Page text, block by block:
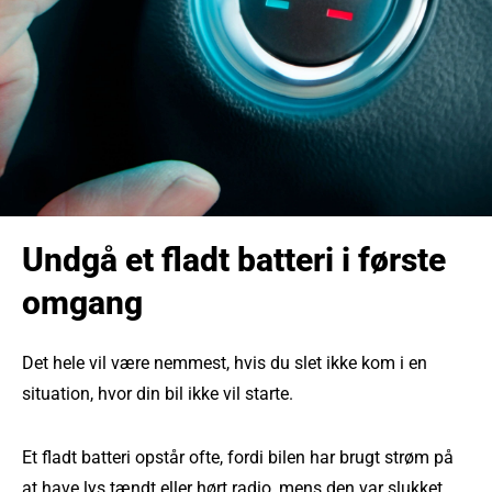
Undgå et fladt batteri i første
omgang
Det hele vil være nemmest, hvis du slet ikke kom i en
situation, hvor din bil ikke vil starte.
Et fladt batteri opstår ofte, fordi bilen har brugt strøm på